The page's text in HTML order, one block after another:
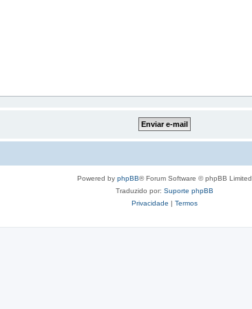
Powered by phpBB® Forum Software © phpBB Limited
Traduzido por: Suporte phpBB
Privacidade | Termos